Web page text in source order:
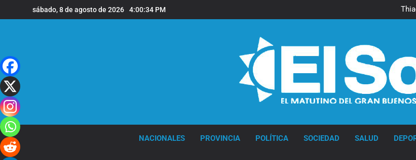
al
sábado, 8 de agosto de 2026 4:00:35 PM
La CGT y las
La CGT y las
NACIONALES PROVINCIA POLÍTICA SOCIEDAD SALUD